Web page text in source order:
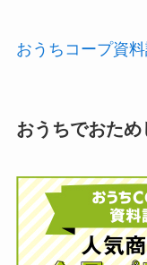
おうちコープ資
おうちでおた